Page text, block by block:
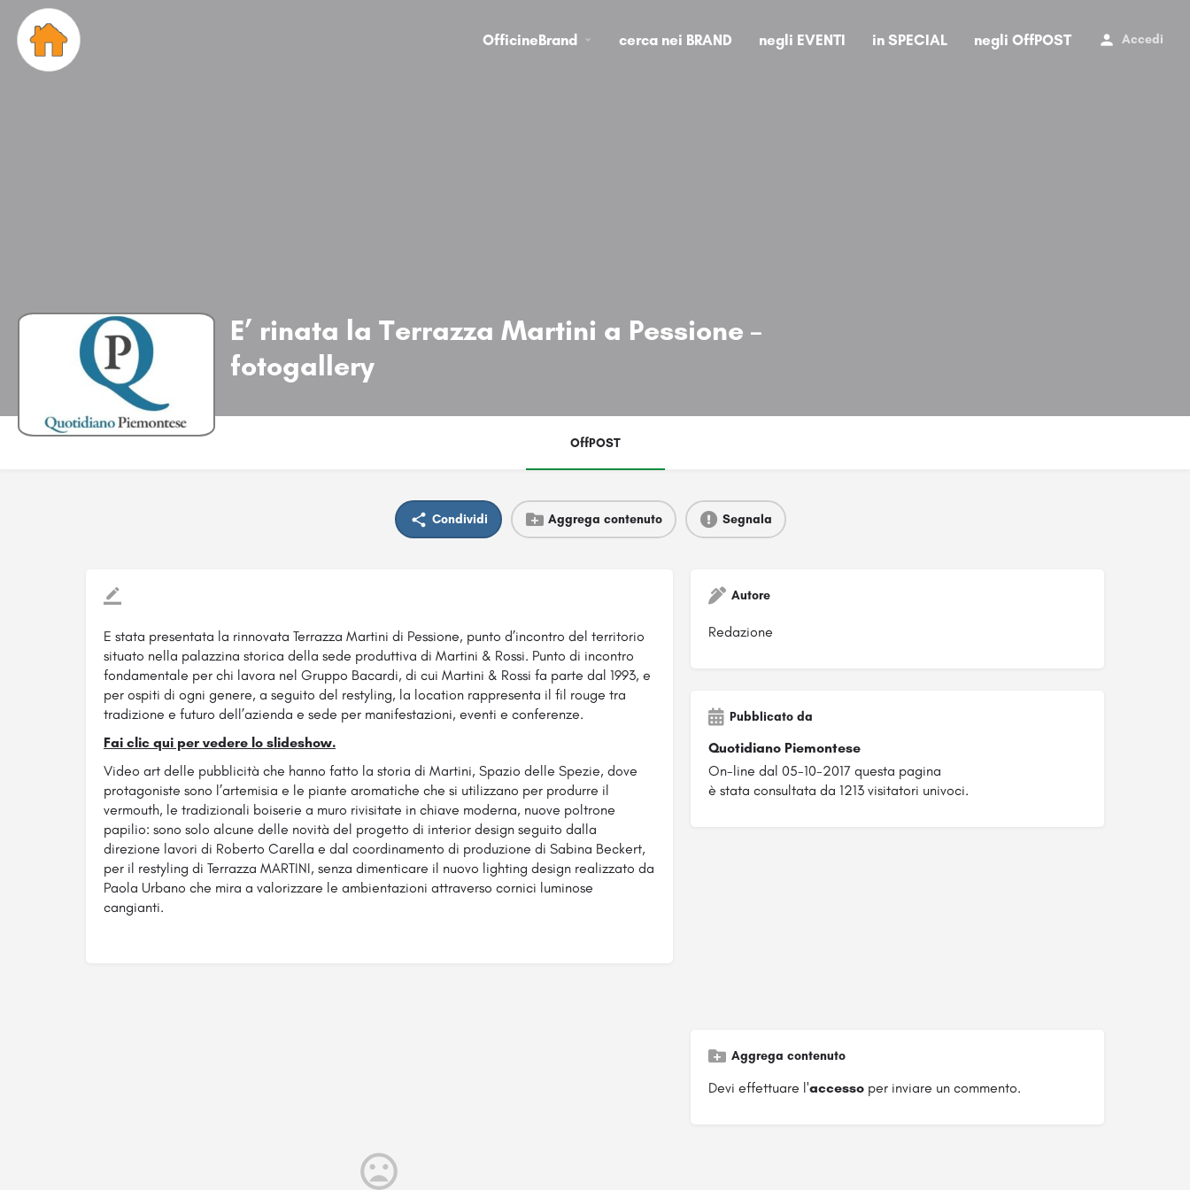
OfficineBrand cerca nei BRAND negli EVENTI in SPECIAL negli OffPOST Accedi
E’ rinata la Terrazza Martini a Pessione –
fotogallery
OffPOST
Condividi Aggrega contenuto Segnala
E stata presentata la rinnovata Terrazza Martini di Pessione, punto d’incontro del territorio
situato nella palazzina storica della sede produttiva di Martini & Rossi. Punto di incontro
fondamentale per chi lavora nel Gruppo Bacardi, di cui Martini & Rossi fa parte dal 1993, e
per ospiti di ogni genere, a seguito del restyling, la location rappresenta il fil rouge tra
tradizione e futuro dell’azienda e sede per manifestazioni, eventi e conferenze.
Fai clic qui per vedere lo slideshow.
Video art delle pubblicità che hanno fatto la storia di Martini, Spazio delle Spezie, dove
protagoniste sono l’artemisia e le piante aromatiche che si utilizzano per produrre il
vermouth, le tradizionali boiserie a muro rivisitate in chiave moderna, nuove poltrone
papilio: sono solo alcune delle novità del progetto di interior design seguito dalla
direzione lavori di Roberto Carella e dal coordinamento di produzione di Sabina Beckert,
per il restyling di Terrazza MARTINI, senza dimenticare il nuovo lighting design realizzato da
Paola Urbano che mira a valorizzare le ambientazioni attraverso cornici luminose
cangianti.
Autore
Redazione
Pubblicato da
Quotidiano Piemontese
On-line dal 05-10-2017 questa pagina
è stata consultata da 1213 visitatori univoci.
Aggrega contenuto
Devi effettuare l'accessoper inviare un commento.